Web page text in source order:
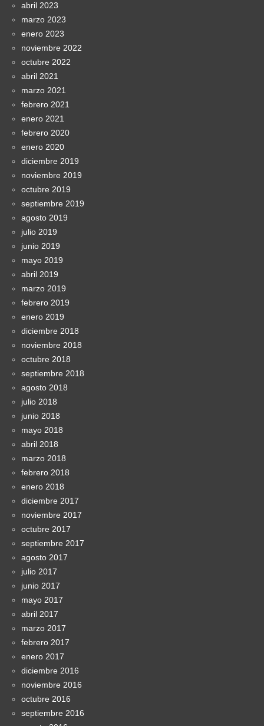
abril 2023
marzo 2023
enero 2023
noviembre 2022
octubre 2022
abril 2021
marzo 2021
febrero 2021
enero 2021
febrero 2020
enero 2020
diciembre 2019
noviembre 2019
octubre 2019
septiembre 2019
agosto 2019
julio 2019
junio 2019
mayo 2019
abril 2019
marzo 2019
febrero 2019
enero 2019
diciembre 2018
noviembre 2018
octubre 2018
septiembre 2018
agosto 2018
julio 2018
junio 2018
mayo 2018
abril 2018
marzo 2018
febrero 2018
enero 2018
diciembre 2017
noviembre 2017
octubre 2017
septiembre 2017
agosto 2017
julio 2017
junio 2017
mayo 2017
abril 2017
marzo 2017
febrero 2017
enero 2017
diciembre 2016
noviembre 2016
octubre 2016
septiembre 2016